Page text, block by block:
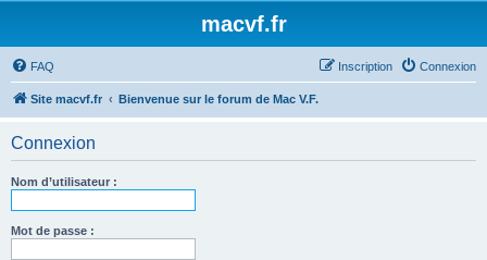
macvf.fr
FAQ Connexion
Inscription
Site macvf.fr Bienvenue sur le forum de Mac V.F.
Connexion
Nom d’utilisateur :
Mot de passe :